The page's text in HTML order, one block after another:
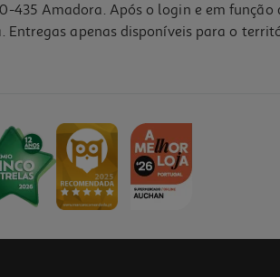
Amadora. Após o login e em
apenas disponíveis para o